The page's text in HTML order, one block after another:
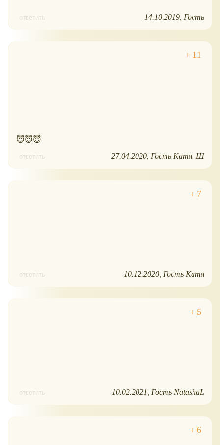
ответить 14.10.2019 Гость
😇😇😇
ответить 27.04.2020 Гость Катя. Ш
ответить 10.12.2020 Гость Катя
ответить 10.02.2021 Гость NatashaL